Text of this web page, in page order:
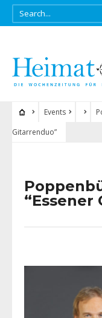
Events
Gitarrenduo”
“Essener